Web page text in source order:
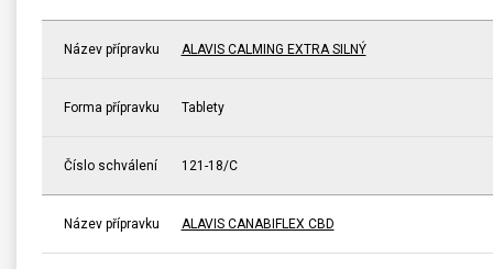
Název přípravku ALAVIS CALMING EXTRA SILNÝ
Forma přípravku Tablety
Číslo schválení 121-18/C
Název přípravku ALAVIS CANABIFLEX CBD